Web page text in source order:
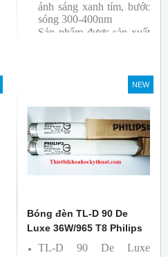
ánh sáng xanh tím, bước
sóng 300-400nm
Sản phẩm được sản xuất
NEW
Bóng đèn TL-D 90 De
Luxe 36W/965 T8 Philips
TL-D 90 De Luxe